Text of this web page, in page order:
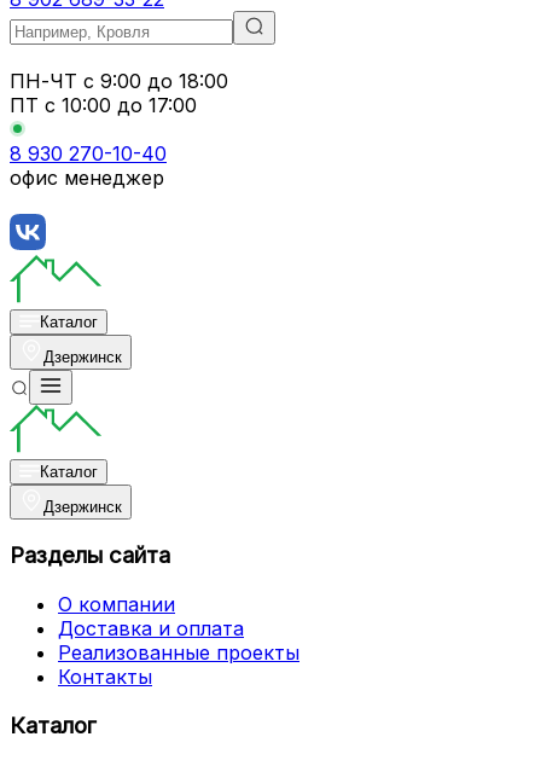
ПН-ЧТ с 9:00 до 18:00
ПТ с 10:00 до 17:00
8 930 270-10-40
офис менеджер
Каталог
Дзержинск
Каталог
Дзержинск
Разделы сайта
О компании
Доставка и оплата
Реализованные проекты
Контакты
Каталог